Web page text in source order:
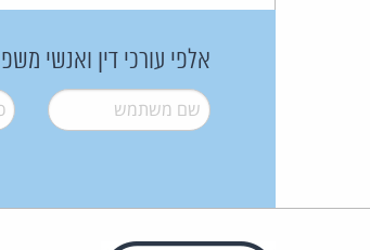
אלפי עורכי דין ואנשי
שם משתמש*